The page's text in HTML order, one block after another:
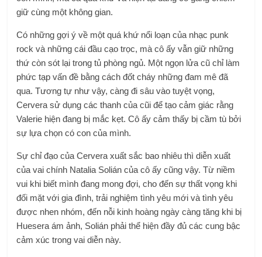
giữ cùng một không gian.
Có những gợi ý về một quá khứ nổi loạn của nhạc punk
rock và những cái đầu cạo trọc, mà cô ấy vẫn giữ những
thứ còn sót lại trong tủ phòng ngủ. Một ngọn lửa cũ chỉ làm
phức tạp vấn đề bằng cách đốt cháy những đam mê đã
qua. Tương tự như vậy, càng đi sâu vào tuyệt vọng,
Cervera sử dụng các thanh của cũi để tạo cảm giác rằng
Valerie hiện đang bị mắc kẹt. Cô ấy cảm thấy bị cầm tù bởi
sự lựa chọn có con của mình.
Sự chỉ đạo của Cervera xuất sắc bao nhiêu thì diễn xuất
của vai chính Natalia Solián của cô ấy cũng vậy. Từ niềm
vui khi biết mình đang mong đợi, cho đến sự thất vọng khi
đối mặt với gia đình, trải nghiệm tình yêu mới và tình yêu
được nhen nhóm, đến nỗi kinh hoàng ngày càng tăng khi bị
Huesera ám ảnh, Solián phải thể hiện đầy đủ các cung bậc
cảm xúc trong vai diễn này.